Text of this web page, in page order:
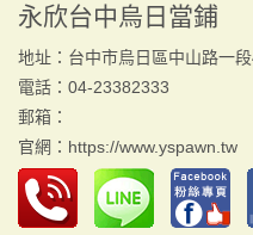
永欣台中烏日當鋪
地址：台中市烏日區中山路一
電話：04-23382333
郵箱：
官網： https://www.yspawn.tw